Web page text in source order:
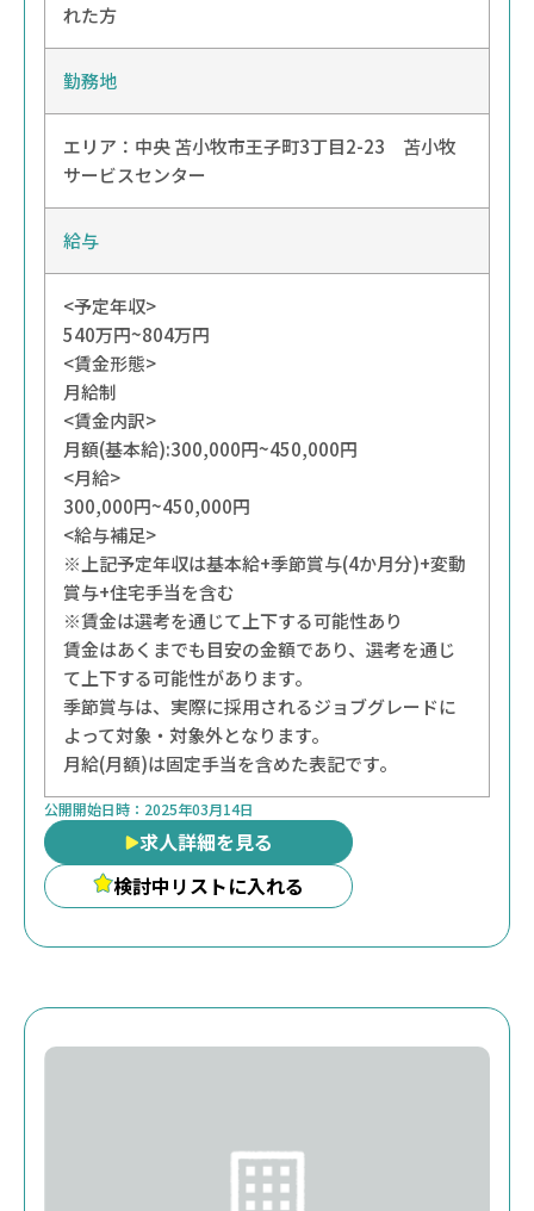
れた方
勤務地
エリア： 中央苫小牧市王子町3丁目2-23 苫小牧
サービスセンター
給与
<予定年収>
540万円~804万円
<賃金形態>
月給制
<賃金内訳>
月額(基本給):300,000円~450,000円
<月給>
300,000円~450,000円
<給与補足>
※上記予定年収は基本給+季節賞与(4か月分)+変動
賞与+住宅手当を含む
※賃金は選考を通じて上下する可能性あり
賃金はあくまでも目安の金額であり、選考を通じ
て上下する可能性があります。
季節賞与は、実際に採用されるジョブグレードに
よって対象・対象外となります。
月給(月額)は固定手当を含めた表記です。
検討中リストに入れる
求人詳細を見る
公開開始日時： 2025年03月14日